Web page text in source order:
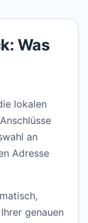
Was
lokalen
an
Adresse
genauen